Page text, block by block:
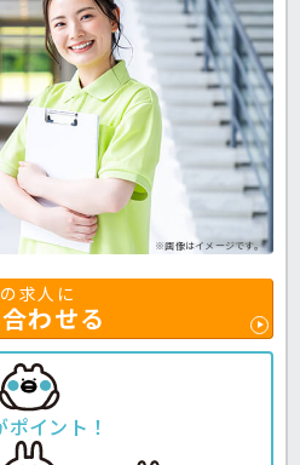
※画像はイメージです。
求人に
わせる
ポイント！